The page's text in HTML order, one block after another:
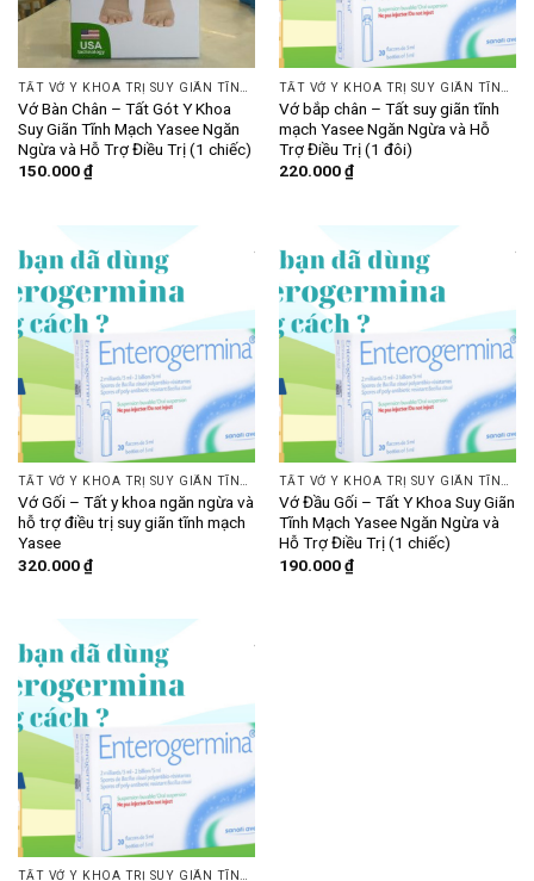
Vớ Bàn Chân – Tất Gót Y Khoa
Suy Giãn Tĩnh Mạch Yasee Ngăn
Ngừa và Hỗ Trợ Điều Trị (1 chiếc)
150.000₫
Vớ bắp chân – Tất suy giãn tĩnh
mạch Yasee Ngăn Ngừa và Hỗ
Trợ Điều Trị (1 đôi)
220.000₫
TẤT VỚ Y KHOA TRỊ SUY GIÃN TĨNH MẠCH
Vớ Gối – Tất y khoa ngăn ngừa và
hỗ trợ điều trị suy giãn tĩnh mạch
Yasee
320.000₫
TẤT VỚ Y KHOA TRỊ SUY GIÃN TĨNH MẠCH
Vớ Đầu Gối – Tất Y Khoa Suy Giãn
Tĩnh Mạch Yasee Ngăn Ngừa và
Hỗ Trợ Điều Trị (1 chiếc)
190.000₫